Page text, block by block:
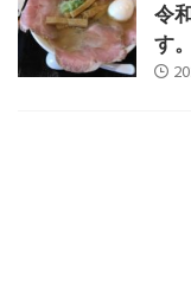
令
す。